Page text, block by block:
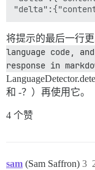
将提示的最后一行
language code,
response in
和 -？）再使用它。
4 个赞
sam (Sam Saffron) 3